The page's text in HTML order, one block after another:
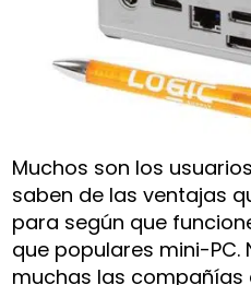
Muchos son los
saben de las ventajas
para según que
que populares mini-PC.
muchas las